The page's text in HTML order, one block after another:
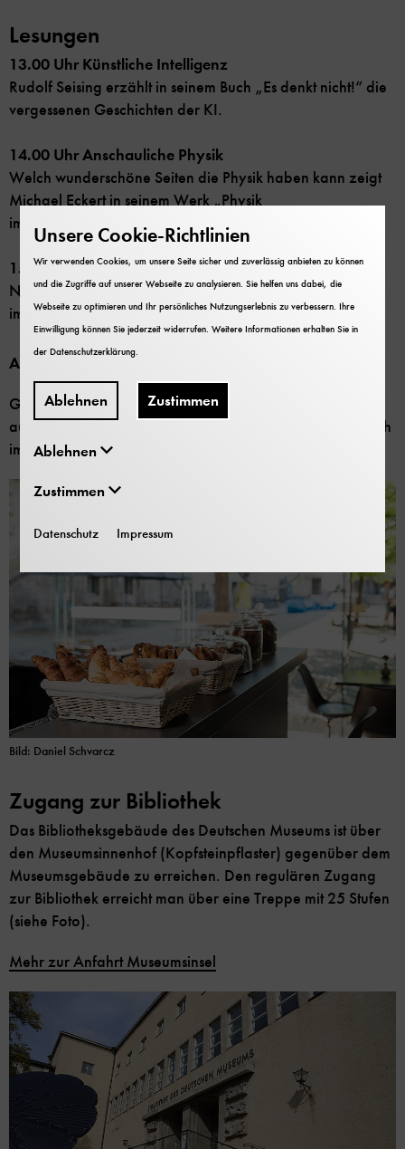
Lesungen
13.00 Uhr Künstliche Intelligenz
Rudolf Seising erzählt in seinem Buch „Es denkt nicht!“ die
vergessenen Geschichten der KI.
14.00 Uhr Anschauliche Physik
Welch wunderschöne Seiten die Physik haben kann zeigt
Michael Eckert in seinem Werk „Physik
im Schlosspark“.
15.00 Uhr Frauenpower
Namhafte Erfinderinnen und Wissenschaftlerinnen stehen
im Mittelpunkt von Melanie Jahreis Buch „Rebel Minds“.
Bild: Daniel Schvarcz
Außerdem:
Gewinnen Sie bei unserem Quiz tolle Preise, stöbern Sie
auf dem Büchertisch des Museumsshops und lassen Sie sich
im Café Exponat verwöhnen.
Zugang zur Bibliothek
Das Bibliotheksgebäude des Deutschen Museums ist über
den Museumsinnenhof (Kopfsteinpflaster) gegenüber dem
Museumsgebäude zu erreichen. Den regulären Zugang
zur Bibliothek erreicht man über eine Treppe mit 25 Stufen
(siehe Foto).
Mehr zur Anfahrt Museumsinsel
Unsere Cookie-Richtlinien
Wir verwenden Cookies, um unsere Seite sicher und zuverlässig anbieten zu können
und die Zugriffe auf unserer Webseite zu analysieren. Sie helfen uns dabei, die
Webseite zu optimieren und Ihr persönliches Nutzungserlebnis zu verbessern. Ihre
Einwilligung können Sie jederzeit widerrufen. Weitere Informationen erhalten Sie in
derDatenschutzerklärung
Ablehnen Zustimmen
Ablehnen
Zustimmen
Datenschutz Impressum